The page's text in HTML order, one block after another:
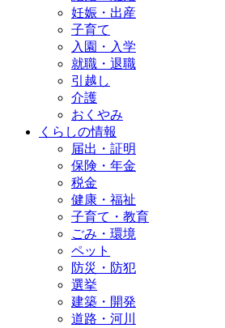
妊娠・出産
子育て
入園・入学
就職・退職
引越し
介護
おくやみ
くらしの情報
届出・証明
保険・年金
税金
健康・福祉
子育て・教育
ごみ・環境
ペット
防災・防犯
選挙
建築・開発
道路・河川